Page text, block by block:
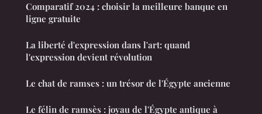
Comparatif 2024 : choisir la meilleure banque en
ligne gratuite
La liberté d'expression dans l'art: quand
l'expression devient révolution
Le chat de ramses : un trésor de l'Égypte ancienne
Le félin de ramsès : joyau de l'Égypte antique à